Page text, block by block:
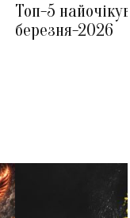
Топ-5
березня-2026